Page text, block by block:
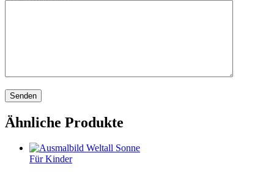
Ähnliche Produkte
Für Kinder